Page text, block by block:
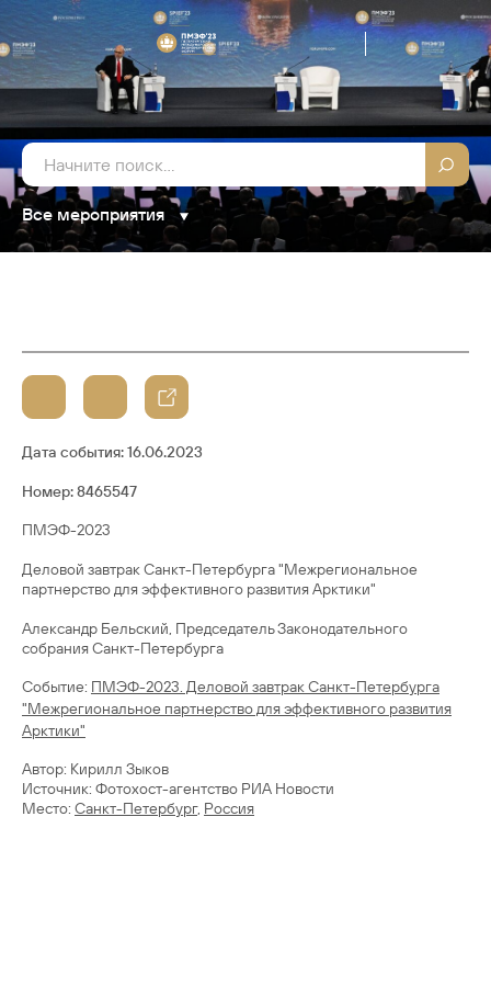
Все мероприятия
Дата события:16.06.2023
Номер: 8465547
ПМЭФ-2023
Деловой завтрак Санкт-Петербурга "Межрегиональное
партнерство для эффективного развития Арктики"
Александр Бельский, Председатель Законодательного
собрания Санкт-Петербурга
Cобытие: ПМЭФ-2023. Деловой завтрак Санкт-Петербурга
"Межрегиональное партнерство для эффективного развития
Арктики"
Автор: Кирилл Зыков
Источник: Фотохост-агентство РИА Новости
Место: Санкт-Петербург, Россия